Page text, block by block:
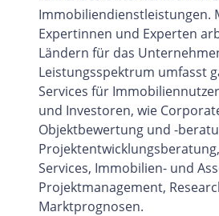
Immobiliendienstleistungen.
Expertinnen und Experten
Ländern für das
Leistungsspektrum umfasst
Services für
und Investoren, wie
Objektbewertung und -
Services, Immobilien- und
Projektmanagement,
Marktprognosen.